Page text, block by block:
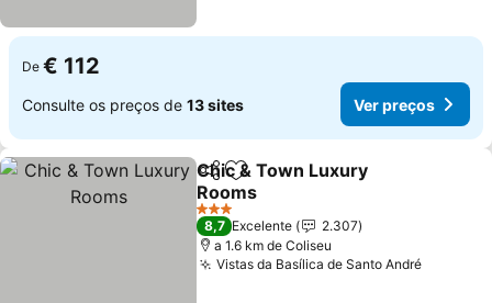
De € 112
Consulte os preços de 13 sites Ver preços
PartilharAdicionar aos favoritos
Chic & Town Luxury
Rooms
3 Estrelas
8,7 Excelente
2.307
a 1.6 km de Coliseu
Vistas da Basílica de Santo André